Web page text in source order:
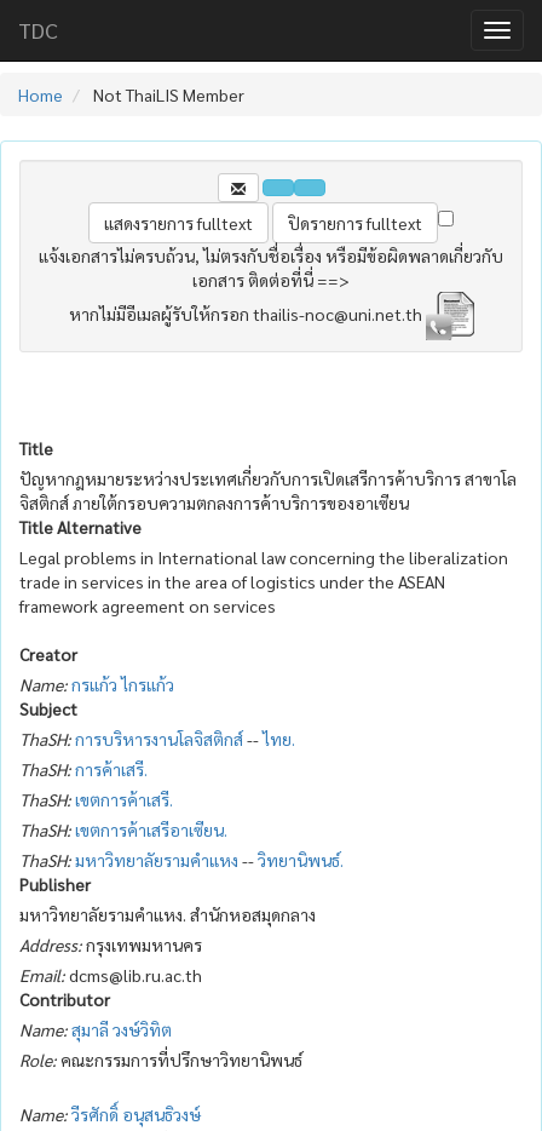
TDC
Home Not ThaiLIS Member
แจ้งเอกสารไม่ครบถ้วน, ไม่ตรงกับชื่อเรื่อง หรือมีข้อผิดพลาดเกี่ยวกับ
เอกสาร ติดต่อที่นี่ ==>
หากไม่มีอีเมลผู้รับให้กรอก thailis-noc@uni.net.th
Title
ปัญหากฎหมายระหว่างประเทศเกี่ยวกับการเปิดเสรีการค้าบริการ สาขาโล
จิสติกส์ ภายใต้กรอบความตกลงการค้าบริการของอาเซียน
Title Alternative
Legal problems in International law concerning the liberalization
trade in services in the area of logistics under the ASEAN
framework agreement on services
Creator
Name:กรแก้ว ไกรแก้ว
Subject
ThaSH:การบริหารงานโลจิสติกส์--ไทย.
ThaSH:การค้าเสรี.
ThaSH:เขตการค้าเสรี.
ThaSH:เขตการค้าเสรีอาเซียน.
ThaSH:มหาวิทยาลัยรามคำแหง --วิทยานิพนธ์.
Publisher
มหาวิทยาลัยรามคำแหง. สำนักหอสมุดกลาง
Address:กรุงเทพมหานคร
Email:dcms@lib.ru.ac.th
Contributor
Name:สุมาลี วงษ์วิทิต
Role: คณะกรรมการที่ปรึกษาวิทยานิพนธ์
Name:วีรศักดิ์ อนุสนธิวงษ์